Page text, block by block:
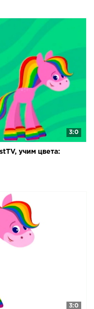
3:0
учим цвета:
3:0